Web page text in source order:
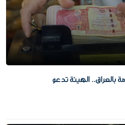
بالعراق.. الهيئة تدعو